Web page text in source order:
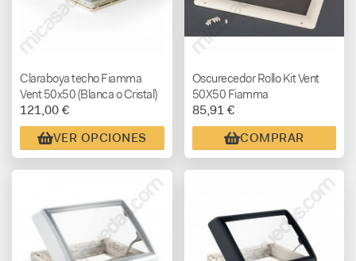
Claraboya techo Fiamma
Vent 50x50 (Blanca o Cristal)
121,00 €
VER OPCIONES
Oscurecedor Rollo Kit Vent
50X50 Fiamma
85,91 €
COMPRAR